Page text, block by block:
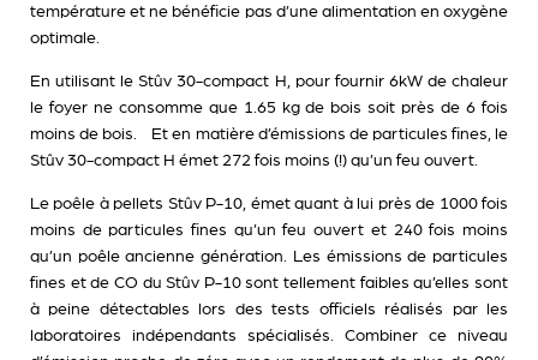
température et ne bénéficie pas d’une alimentation en oxygène
optimale.
En utilisant le Stûv 30-compact H, pour fournir 6kW de chaleur
le foyer ne consomme que 1.65 kg de bois soit près de 6 fois
moins de bois. Et en matière d’émissions de particules fines, le
Stûv 30-compact H émet 272 fois moins (!) qu’un feu ouvert.
Le poêle à pellets Stûv P-10, émet quant à lui près de 1000 fois
moins de particules fines qu’un feu ouvert et 240 fois moins
qu’un poêle ancienne génération. Les émissions de particules
fines et de CO du Stûv P-10 sont tellement faibles qu’elles sont
à peine détectables lors des tests officiels réalisés par les
laboratoires indépendants spécialisés. Combiner ce niveau